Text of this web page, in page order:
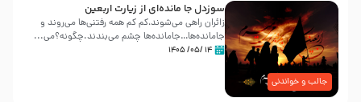
جالب و خواندنی
سوزدل جا مانده‌ای از زیارت اربعین
زائران راهی می‌شوند،کم‌ کم همه رفتنی‌ها می‌روند و
جامانده‌ها…جامانده‌ها چشم می‌بندند.چگونه؟می‌...
۱۴ /۰۵/ ۱۴۰۵